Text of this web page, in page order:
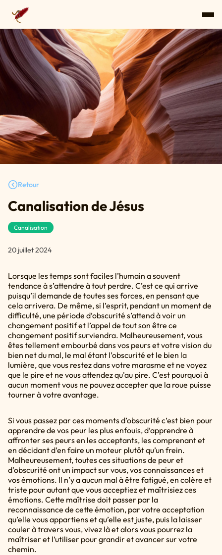
Retour
Canalisation de Jésus
Canalisation
20 juillet 2024
Lorsque les temps sont faciles l’humain a souvent
tendance à s’attendre à tout perdre. C’est ce qui arrive
puisqu’il demande de toutes ses forces, en pensant que
cela arrivera. De même, si l’esprit, pendant un moment de
difficulté, une période d’obscurité s’attend à voir un
changement positif et l’appel de tout son être ce
changement positif surviendra. Malheureusement, vous
êtes tellement embourbé dans vos peurs et votre vision du
bien net du mal, le mal étant l’obscurité et le bien la
lumière, que vous restez dans votre marasme et ne voyez
que le pire et ne vous attendez qu'au pire. C’est pourquoi à
aucun moment vous ne pouvez accepter que la roue puisse
tourner à votre avantage.
Si vous passez par ces moments d’obscurité c’est bien pour
apprendre de vos peur les plus enfouis, d’apprendre à
affronter ses peurs en les acceptants, les comprenant et
en décidant d’en faire un moteur plutôt qu’un frein.
Malheureusement, toutes ces situations de peur et
d’obscurité ont un impact sur vous, vos connaissances et
vos émotions. Il n’y a aucun mal à être fatigué, en colère et
triste pour autant que vous acceptiez et maîtrisiez ces
émotions. Cette maîtrise doit passer par la
reconnaissance de cette émotion, par votre acceptation
qu’elle vous appartiens et qu’elle est juste, puis la laisser
couler à travers vous, vivez là et alors vous pourrez la
maîtriser et l’utiliser pour grandir et avancer sur votre
chemin.